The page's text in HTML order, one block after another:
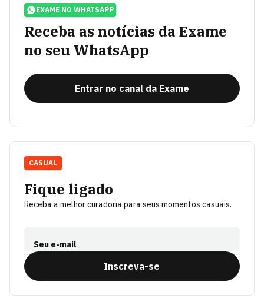
EXAME NO WHATSAPP
Receba as notícias da Exame
no seu WhatsApp
Entrar no canal da Exame
Fique ligado
Receba a melhor curadoria para seus momentos casuais.
Seu e-mail
Inscreva-se
CASUAL